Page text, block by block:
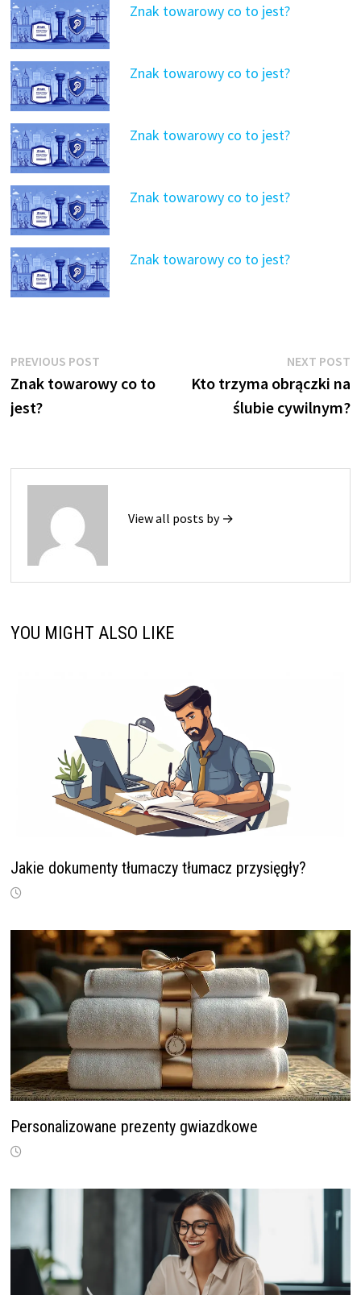
Znak towarowy co to jest?
Znak towarowy co to jest?
Znak towarowy co to jest?
Znak towarowy co to jest?
Znak towarowy co to jest?
Nawigacja
wpisu
PREVIOUS POSTPrevious
post:
Znak towarowy co to
jest?
NEXT POST
Kto trzyma obrączki na
ślubie cywilnym?
View all posts by →
YOU MIGHT ALSO LIKE
Jakie dokumenty tłumaczy tłumacz przysięgły?
Personalizowane prezenty gwiazdkowe